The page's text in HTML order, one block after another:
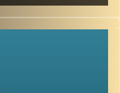
דוקטור נעם
כבר במהלך